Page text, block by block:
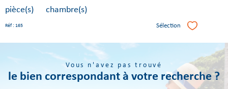
pièce(s) chambre(s)
Réf : 165 Sélection Sélectionner
Vous n'avez pas trouvé
le bien correspondant à votre recherche ?